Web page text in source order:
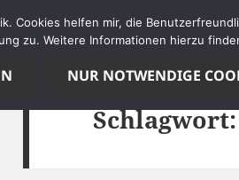
Cookies helfen mir, die
zu. Weitere Informationen hierzu
NUR NOTWENDIGE